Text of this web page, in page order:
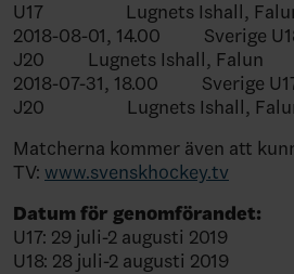
U17 Lugnets Ishall,
2018-08-01, 14.00 Sverige
J20 Lugnets Ishall, Falun
2018-07-31, 18.00 Sverige
J20 Lugnets Ishall,
Matcherna kommer även att
TV: www.svenskhockey.tv
Datum för genomförandet:
U17: 29 juli-2 augusti 2019
U18: 28 juli-2 augusti 2019